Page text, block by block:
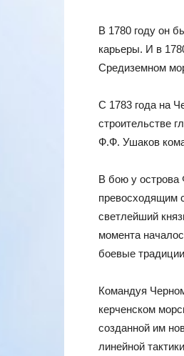
В 1780 году он
карьеры. И в
Средиземном
С 1783 года на
строительстве
Ф.Ф. Ушаков
В бою у острова
превосходящим
светлейший
момента
боевые
Командуя
керченском
созданной им
линейной